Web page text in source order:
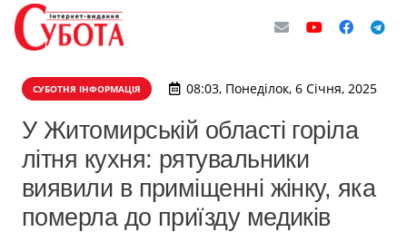
СУБОТНЯ ІНФОРМАЦІЯ 08:03, Понеділок, 6 Січня, 2025
У Житомирській області горіла
літня кухня: рятувальники
виявили в приміщенні жінку, яка
померла до приїзду медиків